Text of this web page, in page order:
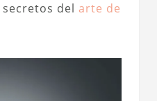
del arte de